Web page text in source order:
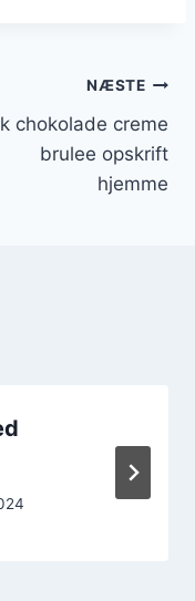
NÆSTE
chokolade creme
brulee opskrift
hjemme